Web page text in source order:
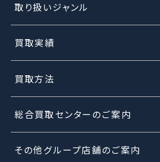
取り扱いジャンル
買取実績
買取方法
総合買取センターのご案内
その他グループ店舗のご案内